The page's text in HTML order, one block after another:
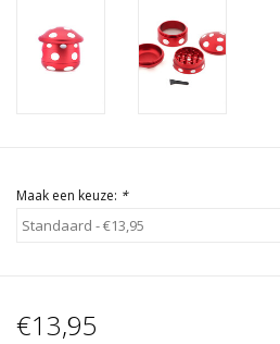
Maak een keuze: *
€13,95